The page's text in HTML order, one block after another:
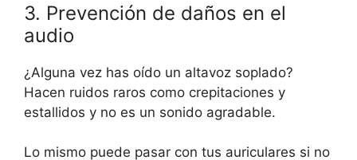
3. Prevención de daños en el
audio
¿Alguna vez has oído un altavoz soplado?
Hacen ruidos raros como crepitaciones y
estallidos y no es un sonido agradable.
Lo mismo puede pasar con tus auriculares si no